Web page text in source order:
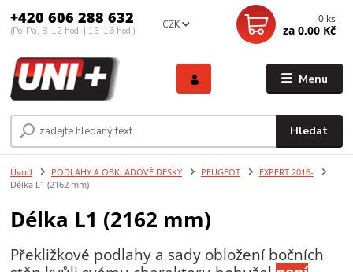
Menu
CZK
Hledat
+420 606 288 632
(Po-Pá, 8-12 hod. | 13-16 hod.)
0 ks
za 0,00 Kč
Úvod PODLAHY A OBKLADOVÉ DESKY PEUGEOT
EXPERT 2016-
Délka L1 (2162 mm)
Délka L1 (2162 mm)
Překližkové podlahy a sady obložení bočních